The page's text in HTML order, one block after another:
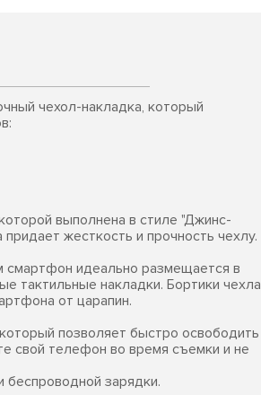
чехол-накладка, который
выполнена в стиле "Джинс-
придает жесткость и прочность чехлу.
смартфон идеально размещается в
тактильные накладки. Бортики чехла
от царапин.
позволяет быстро освободить
свой телефон во время съемки и не
беспроводной зарядки.